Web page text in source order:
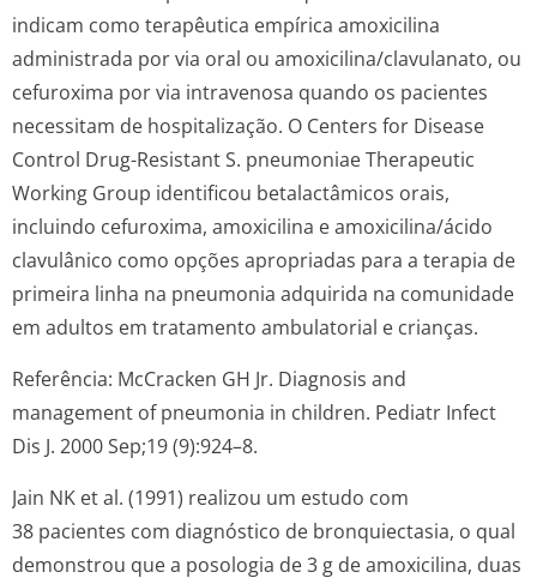
indicam como terapêutica empírica amoxicilina
administrada por via oral ou amoxicilina/cla­vulanato, ou
cefuroxima por via intravenosa quando os pacientes
necessitam de hospitalização. O Centers for Disease
Control Drug-Resistant S. pneumoniae Therapeutic
Working Group identificou betalactâmicos orais,
incluindo cefuroxima, amoxicilina e amoxicilina/ácido
clavulânico como opções apropriadas para a terapia de
primeira linha na pneumonia adquirida na comunidade
em adultos em tratamento ambulatorial e crianças.
Referência: McCracken GH Jr. Diagnosis and
management of pneumonia in children. Pediatr Infect
Dis J. 2000 Sep;19 (9):924–8.
Jain NK et al. (1991) realizou um estudo com
38 pacientes com diagnóstico de bronquiectasia, o qual
demonstrou que a posologia de 3 g de amoxicilina, duas